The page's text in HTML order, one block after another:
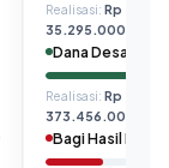
Realisasi: Rp
35.295.000,00
Dana Desa
Realisasi: Rp
373.456.000,00
Bagi Hasil Pajak